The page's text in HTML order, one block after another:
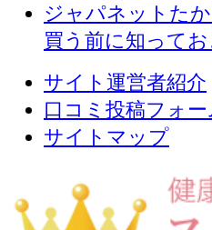
ジャパネットた
買う前に知って
サイト運営者紹介
口コミ投稿フォー
サイトマップ